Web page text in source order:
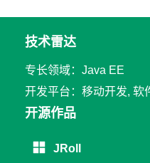
技术雷达
专长领域：Java EE
开发平台：移动开发, 软
开源作品
JRoll